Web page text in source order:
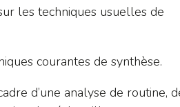
les techniques usuelles de
courantes de synthèse.
d’une analyse de routine,